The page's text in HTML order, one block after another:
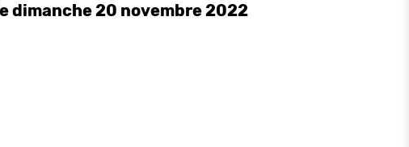
dimanche 20 novembre 2022